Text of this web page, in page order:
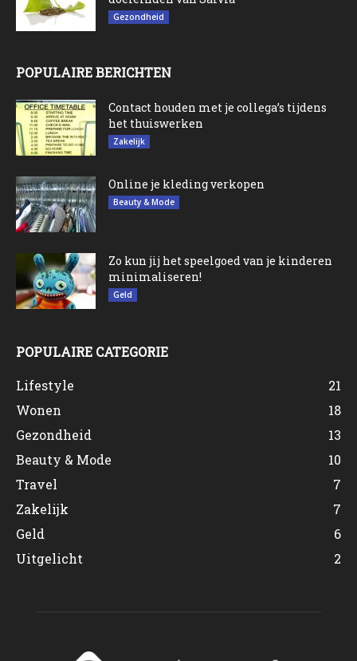
Gezondheid
POPULAIRE BERICHTEN
Contact houden met je collega’s tijdens
het thuiswerken
Zakelijk
Online je kleding verkopen
Beauty & Mode
Zo kun jij het speelgoed van je kinderen
minimaliseren!
Geld
POPULAIRE CATEGORIE
Lifestyle
21
Wonen
18
Gezondheid
13
Beauty & Mode
10
Travel
7
Zakelijk
7
Geld
6
Uitgelicht
2